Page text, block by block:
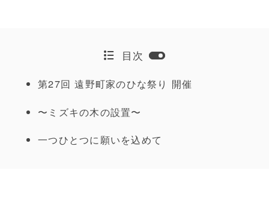
目次
第27回 遠野町家のひな祭り 開催
〜ミズキの木の設置〜
一つひとつに願いを込めて